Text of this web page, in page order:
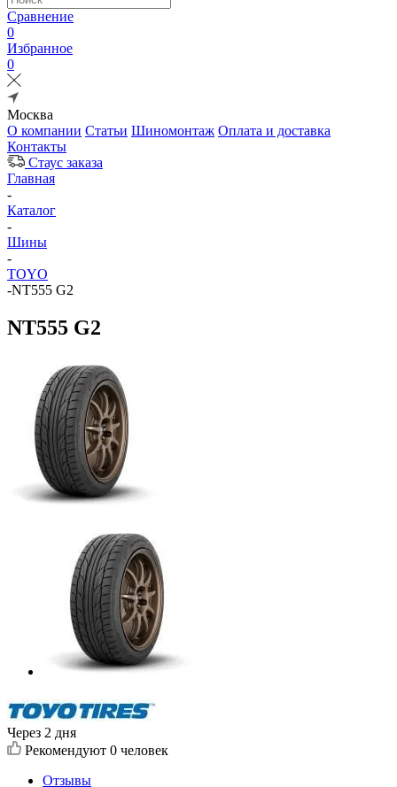
Сравнение
0
Избранное
0
Москва
О компании Статьи Шиномонтаж Оплата и доставка
Контакты
Стаус заказа
Главная
-
Каталог
-
Шины
-
TOYO
-NT555 G2
NT555 G2
Через 2 дня
Рекомендуют 0 человек
Отзывы